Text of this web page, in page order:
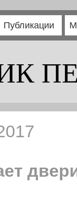
Публикации